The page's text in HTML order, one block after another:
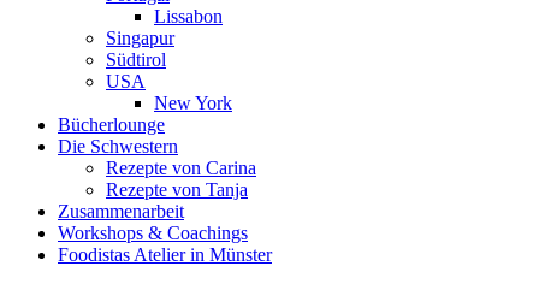
Lissabon
Singapur
Südtirol
USA
New York
Bücherlounge
Die Schwestern
Rezepte von Carina
Rezepte von Tanja
Zusammenarbeit
Workshops & Coachings
Foodistas Atelier in Münster